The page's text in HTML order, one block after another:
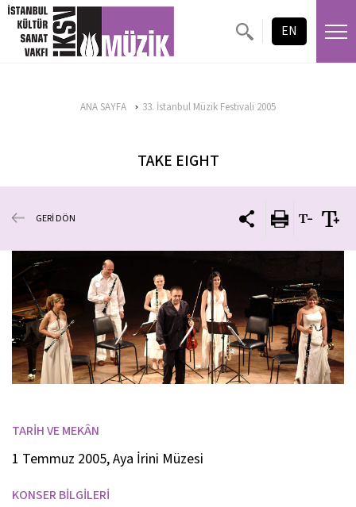
EN
ANA SAYFA 33. İstanbul Müzik Festivali 2005
TAKE EIGHT
GERİ DÖN
TARİH VE MEKÂN
1 Temmuz 2005, Aya İrini Müzesi
KONSER BİLGİLERİ